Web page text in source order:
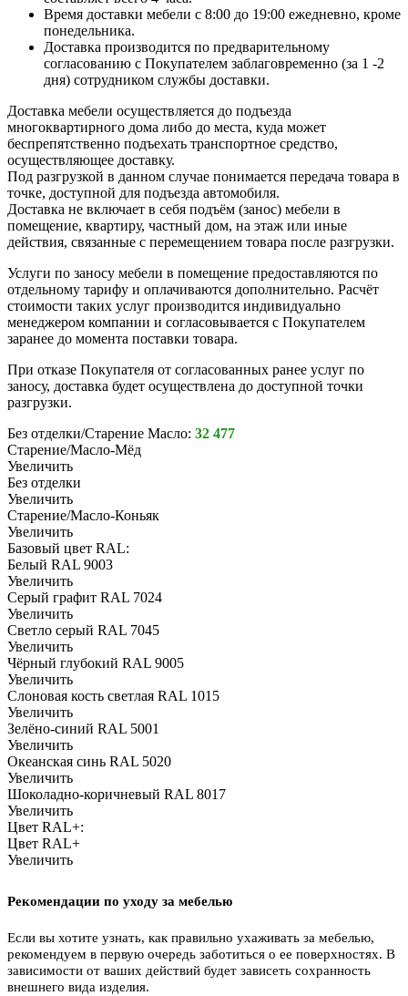
Время доставки мебели с 8:00 до 19:00 ежедневно, кроме
понедельника.
Доставка производится по предварительному
согласованию с Покупателем заблаговременно (за 1 -2
дня) сотрудником службы доставки.
Доставка мебели осуществляется до подъезда
многоквартирного дома либо до места, куда может
беспрепятственно подъехать транспортное средство,
осуществляющее доставку.
Под разгрузкой в данном случае понимается передача товара в
точке, доступной для подъезда автомобиля.
Доставка не включает в себя подъём (занос) мебели в
помещение, квартиру, частный дом, на этаж или иные
действия, связанные с перемещением товара после разгрузки.
Услуги по заносу мебели в помещение предоставляются по
отдельному тарифу и оплачиваются дополнительно. Расчёт
стоимости таких услуг производится индивидуально
менеджером компании и согласовывается с Покупателем
заранее до момента поставки товара.
При отказе Покупателя от согласованных ранее услуг по
заносу, доставка будет осуществлена до доступной точки
разгрузки.
Без отделки/Старение Масло: 32 477
Старение/Масло-Мёд
Увеличить
Без отделки
Увеличить
Старение/Масло-Коньяк
Увеличить
Базовый цвет RAL:
Белый RAL 9003
Увеличить
Серый графит RAL 7024
Увеличить
Светло серый RAL 7045
Увеличить
Чёрный глубокий RAL 9005
Увеличить
Слоновая кость светлая RAL 1015
Увеличить
Зелёно-синий RAL 5001
Увеличить
Океанская синь RAL 5020
Увеличить
Шоколадно-коричневый RAL 8017
Увеличить
Цвет RAL+:
Цвет RAL+
Увеличить
Рекомендации по уходу за мебелью
Если вы хотите узнать, как правильно ухаживать за мебелью,
рекомендуем в первую очередь заботиться о ее поверхностях. В
зависимости от ваших действий будет зависеть сохранность
внешнего вида изделия.